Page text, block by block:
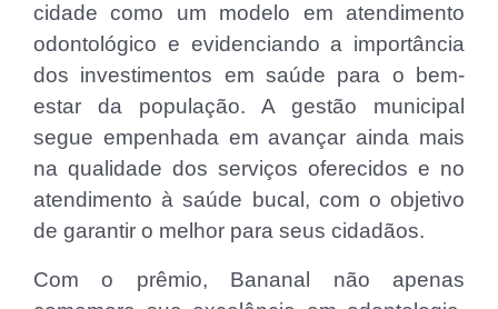
cidade como um modelo em atendimento
odontológico e evidenciando a importância
dos investimentos em saúde para o bem-
estar da população. A gestão municipal
segue empenhada em avançar ainda mais
na qualidade dos serviços oferecidos e no
atendimento à saúde bucal, com o objetivo
de garantir o melhor para seus cidadãos.
Com o prêmio, Bananal não apenas